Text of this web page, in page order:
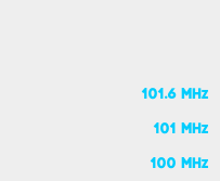
101.6 MHz
101 MHz
100 MHz